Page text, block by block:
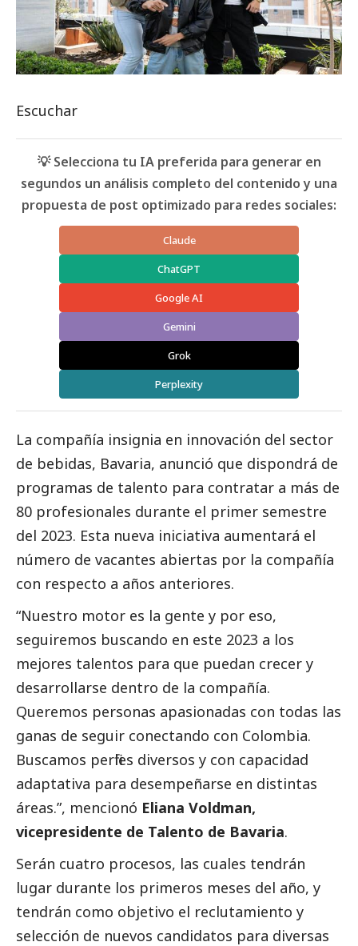
Escuchar
💡 Selecciona tu IA preferida para generar en
segundos un análisis completo del contenido y una
propuesta de post optimizado para redes sociales:
Claude
ChatGPT
Google AI
Gemini
Grok
Perplexity
La compañía insignia en innovación del sector
de bebidas, Bavaria, anunció que dispondrá de
programas de talento para contratar a más de
80 profesionales durante el primer semestre
del 2023. Esta nueva iniciativa aumentará el
número de vacantes abiertas por la compañía
con respecto a años anteriores.
“Nuestro motor es la gente y por eso,
seguiremos buscando en este 2023 a los
mejores talentos para que puedan crecer y
desarrollarse dentro de la compañía.
Queremos personas apasionadas con todas las
ganas de seguir conectando con Colombia.
Buscamos perfiles diversos y con capacidad
adaptativa para desempeñarse en distintas
áreas.”, mencionó Eliana Voldman,
vicepresidente de Talento de Bavaria.
Serán cuatro procesos, las cuales tendrán
lugar durante los primeros meses del año, y
tendrán como objetivo el reclutamiento y
selección de nuevos candidatos para diversas